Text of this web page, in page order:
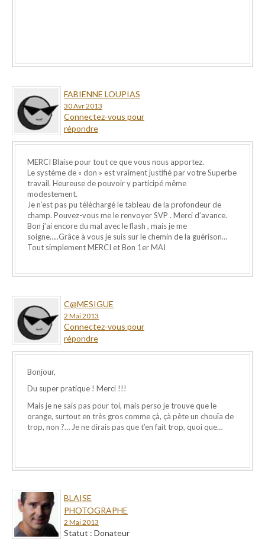
FABIENNE LOUPIAS
30 Avr 2013
Connectez-vous pour
répondre
MERCI Blaise pour tout ce que vous nous apportez.
Le système de « don » est vraiment justifié par votre Superbe
travail. Heureuse de pouvoir y participé même
modestement.
Je n’est pas pu téléchargé le tableau de la profondeur de
champ. Pouvez-vous me le renvoyer SVP . Merci d’avance.
Bon j’ai encore du mal avec le flash , mais je me
soigne…..Grâce à vous je suis sur le chemin de la guérison…
Tout simplement MERCI et Bon 1er MAI
C@MESIGUE
2 Mai 2013
Connectez-vous pour
répondre
Bonjour,
Du super pratique ! Merci !!!
Mais je ne sais pas pour toi, mais perso je trouve que le
orange, surtout en très gros comme çà, çà pète un chouïa de
trop, non ?… Je ne dirais pas que t’en fait trop, quoi que…
BLAISE
PHOTOGRAPHE
2 Mai 2013
Statut : Donateur